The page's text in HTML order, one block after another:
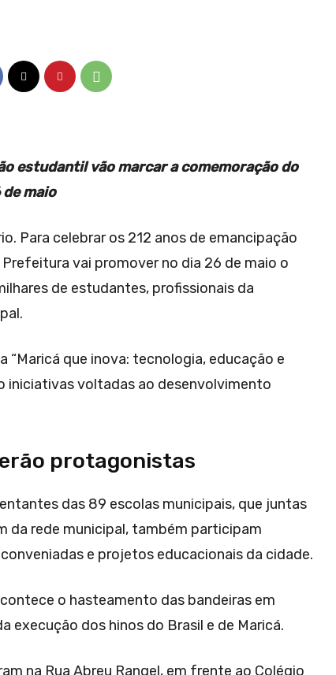
estudantil vão marcar a comemoração do
maio
Para celebrar os 212 anos de emancipação
vai promover no dia 26 de maio o
de estudantes, profissionais da
que inova: tecnologia, educação e
iniciativas voltadas ao desenvolvimento
protagonistas
das 89 escolas municipais, que juntas
da rede municipal, também participam
e projetos educacionais da cidade.
o hasteamento das bandeiras em
execução dos hinos do Brasil e de Maricá.
na Rua Abreu Rangel, em frente ao Colégio